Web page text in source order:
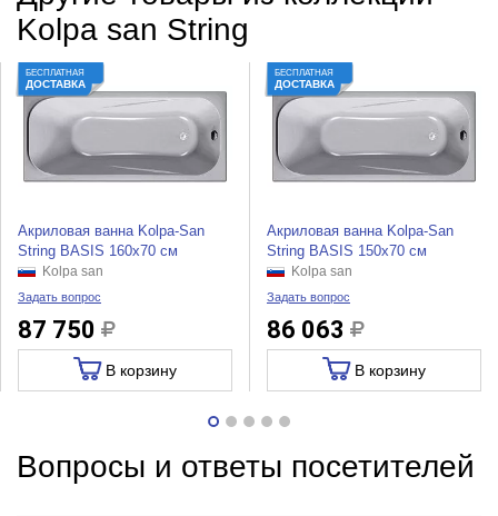
Kolpa san String
БЕСПЛАТНАЯ
ДОСТАВКА
Акриловая ванна Kolpa-San
String BASIS 160x70 см
Kolpa san
Задать вопрос
87 750
В корзину
БЕСПЛАТНАЯ
ДОСТАВКА
Акриловая ванна Kolpa-San
String BASIS 150x70 см
Kolpa san
Задать вопрос
86 063
В корзину
Вопросы и ответы посетителей